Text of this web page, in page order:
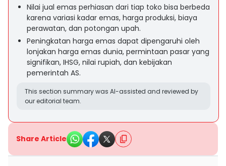
Nilai jual emas perhiasan dari tiap toko bisa berbeda
karena variasi kadar emas, harga produksi, biaya
perawatan, dan potongan upah.
Peningkatan harga emas dapat dipengaruhi oleh
lonjakan harga emas dunia, permintaan pasar yang
signifikan, IHSG, nilai rupiah, dan kebijakan
pemerintah AS.
This section summary was AI-assisted and reviewed by
our editorial team.
Share Article